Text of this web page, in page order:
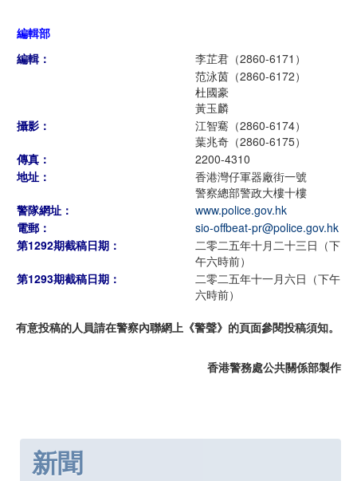
編輯部
編輯：
李芷君（2860-6171）
范泳茵（2860-6172）
杜國豪
黃玉麟
攝影：
江智騫（2860-6174）
葉兆奇（2860-6175）
傳真：
2200-4310
地址：
香港灣仔軍器廠街一號
警察總部警政大樓十樓
警隊網址：
www.police.gov.hk
電郵：
sio-offbeat-pr@police.gov.hk
第1292期截稿日期：
二零二五年十月二十三日（下
午六時前）
第1293期截稿日期：
二零二五年十一月六日（下午
六時前）
有意投稿的人員請在警察內聯網上《警聲》的頁面參閱投稿須知。
香港警務處公共關係部製作
新聞